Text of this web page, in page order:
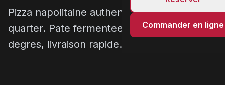
Commander en ligne
Pizza napolitaine authentique a Latin
quarter. Pate fermentee 48h, four 450
degres, livraison rapide.